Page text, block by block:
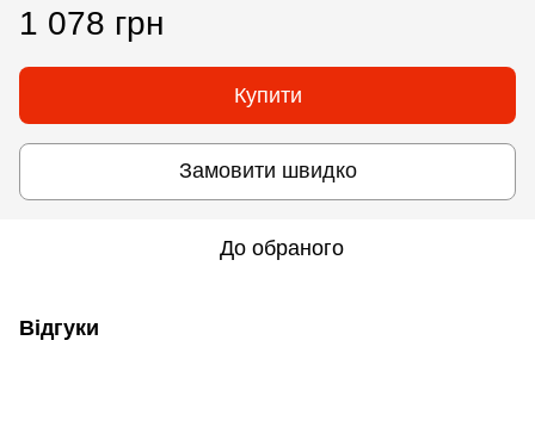
1 078 грн
Купити
Замовити швидко
До обраного
Відгуки